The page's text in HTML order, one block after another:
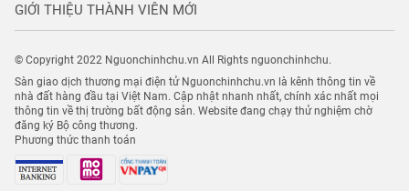
GIỚI THIỆU THÀNH VIÊN MỚI
© Copyright 2022 Nguonchinhchu.vn All Rights nguonchinhchu.
Sàn giao dịch thương mại điện tử Nguonchinhchu.vn là kênh thông tin về
nhà đất hàng đầu tại Việt Nam. Cập nhật nhanh nhất, chính xác nhất mọi
thông tin về thị trường bất động sản. Website đang chạy thử nghiệm chờ
đăng ký Bộ công thương.
Phương thức thanh toán